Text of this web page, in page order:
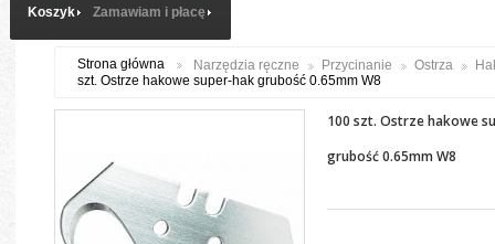
Strona główna Narzędzia ręczne Przycinanie Ostrza
szt. Ostrze hakowe super-hak grubość 0.65mm W8
100 szt. Ostrze hakowe
grubość 0.65mm W8
Koszyk Zamawiam i płacę